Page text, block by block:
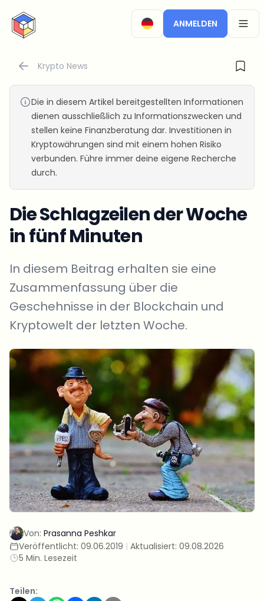
CryptoTicker
ANMELDEN
Krypto News
Die in diesem Artikel bereitgestellten Informationen
dienen ausschließlich zu Informationszwecken und
stellen keine Finanzberatung dar. Investitionen in
Kryptowährungen sind mit einem hohen Risiko
verbunden. Führe immer deine eigene Recherche
durch.
Die Schlagzeilen der Woche
in fünf Minuten
In diesem Beitrag erhalten sie eine
Zusammenfassung über die
Geschehnisse in der Blockchain und
Kryptowelt der letzten Woche.
Von: Prasanna Peshkar
Veröffentlicht: 09.06.2019 | Aktualisiert: 09.08.2026
5 Min. Lesezeit
Teilen: